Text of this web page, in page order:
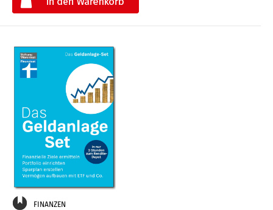
FINANZEN